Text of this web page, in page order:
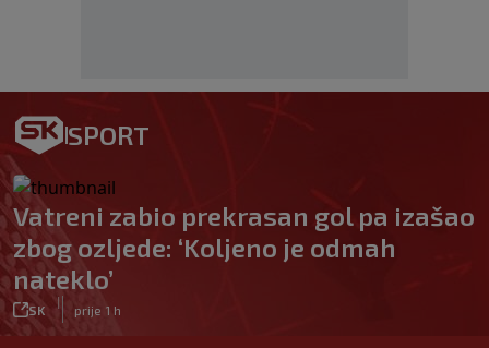
SPORT
Vatreni zabio prekrasan gol pa izašao
zbog ozljede: ‘Koljeno je odmah
nateklo’
SK
|
prije 1 h